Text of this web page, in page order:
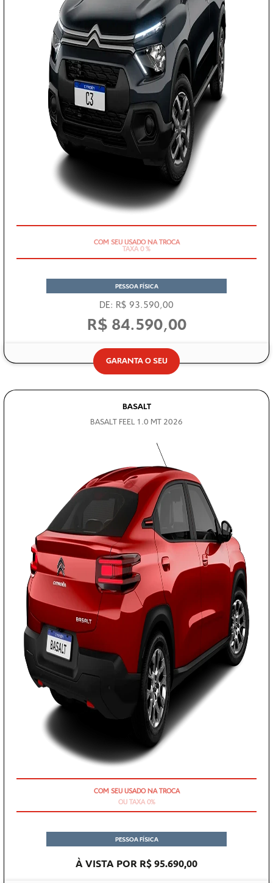
PESSOA FÍSICA
DE: R$ 93.590,00
R$ 84.590,00
GARANTA O SEU
BASALT
BASALT FEEL 1.0 MT 2026
À VISTA POR R$ 95.690,00
PESSOA FÍSICA